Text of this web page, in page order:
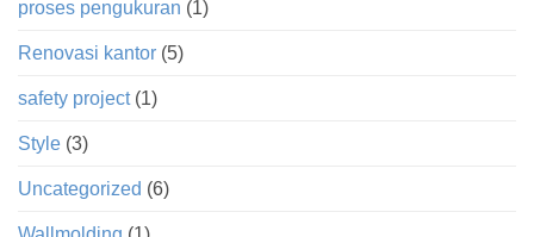
proses pengukuran (1)
Renovasi kantor (5)
safety project(1)
Style (3)
Uncategorized (6)